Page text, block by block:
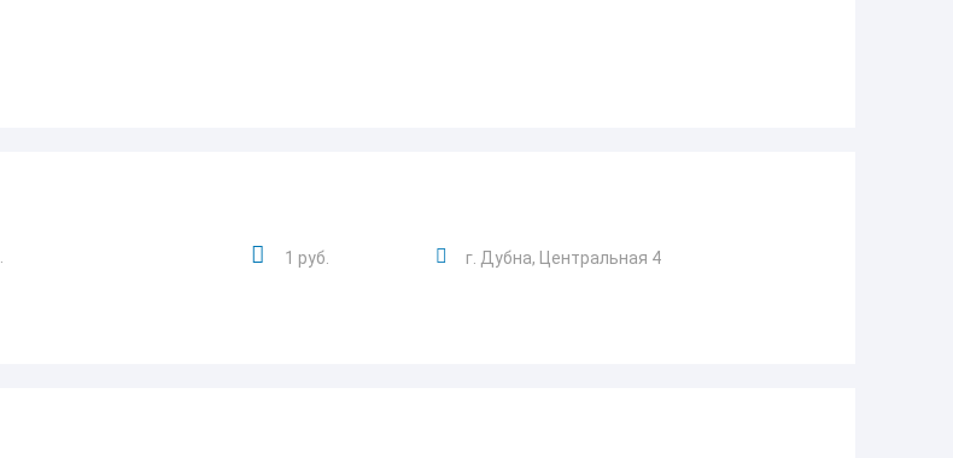
1 руб. г. Дубна, Центральная 4